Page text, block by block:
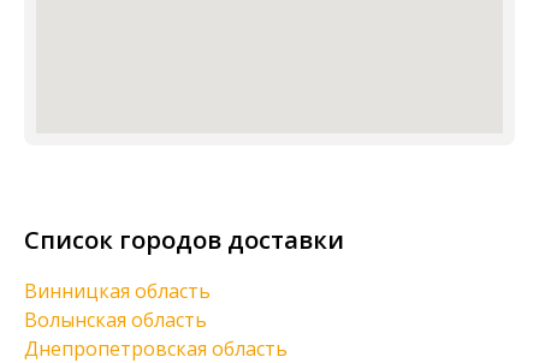
Список городов доставки
Винницкая область
Волынская область
Днепропетровская область